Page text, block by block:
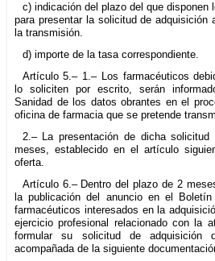
c) indicación del plazo del que disponen
para presentar la solicitud de adquisición
la transmisión.
d) importe de la tasa correspondiente.
Artículo 5.– 1.– Los farmacéuticos
lo soliciten por escrito, serán
Sanidad de los datos obrantes en el
oficina de farmacia que se pretende
2.– La presentación de dicha
meses, establecido en el artículo
oferta.
Artículo 6.– Dentro del plazo de 2
la publicación del anuncio en el
farmacéuticos interesados en la
ejercicio profesional relacionado con la
formular su solicitud de adquisición
acompañada de la siguiente